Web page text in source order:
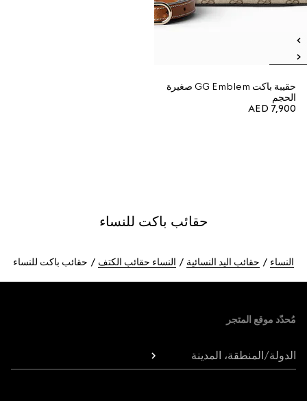
حقيبة باكت GG Emblem صغيرة
الحجم
AED 7,900
حقائب باكت للنساء
النساء حقائب اليد النسائية النساء حقائب الكتف حقائب باكت للنساء
مُحدّد موقع المتجر
الدولة/المنطقة، المدينة